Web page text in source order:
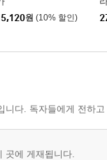
원 (10% 할인)
니다. 독자들에게 전하
곳에 게재됩니다.